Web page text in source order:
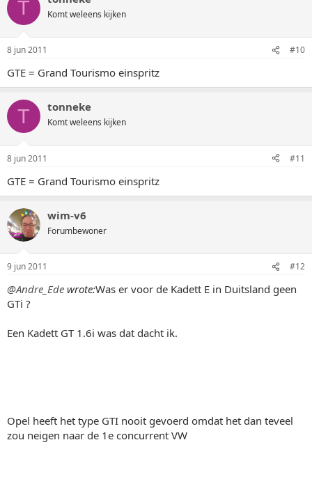
T Komt weleens kijken
8 jun 2011 #10
GTE = Grand Tourismo einspritz
T tonneke
Komt weleens kijken
8 jun 2011 #11
GTE = Grand Tourismo einspritz
wim-v6
Forumbewoner
9 jun 2011 #12
@Andre_Ede wrote:Was er voor de Kadett E in Duitsland geen
GTi ?
Een Kadett GT 1.6i was dat dacht ik.
Opel heeft het type GTI nooit gevoerd omdat het dan teveel
zou neigen naar de 1e concurrent VW